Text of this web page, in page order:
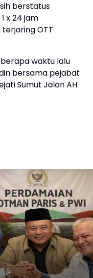
berstatus
x 24 jam
OTT
waktu lalu
bersama pejabat
Sumut Jalan AH